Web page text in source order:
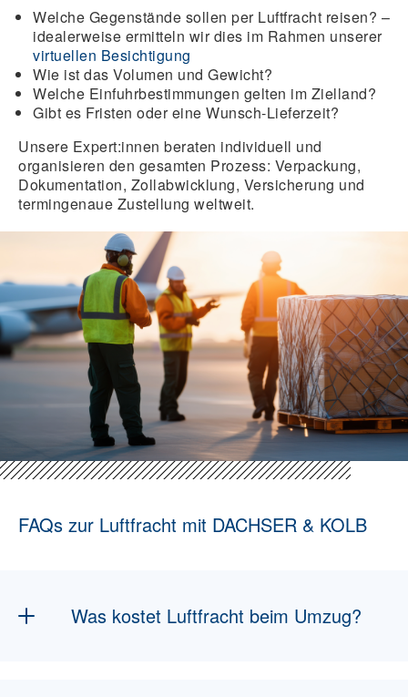
Welche Gegenstände sollen per Luftfracht reisen? –
idealerweise ermitteln wir dies im Rahmen unserer
virtuellen Besichtigung
Wie ist das Volumen und Gewicht?
Welche Einfuhrbestimmungen gelten im Zielland?
Gibt es Fristen oder eine Wunsch-Lieferzeit?
Unsere Expert:innen beraten individuell und
organisieren den gesamten Prozess: Verpackung,
Dokumentation, Zollabwicklung, Versicherung und
termingenaue Zustellung weltweit.
FAQs zur Luftfracht mit DACHSER & KOLB
Was kostet Luftfracht beim Umzug?